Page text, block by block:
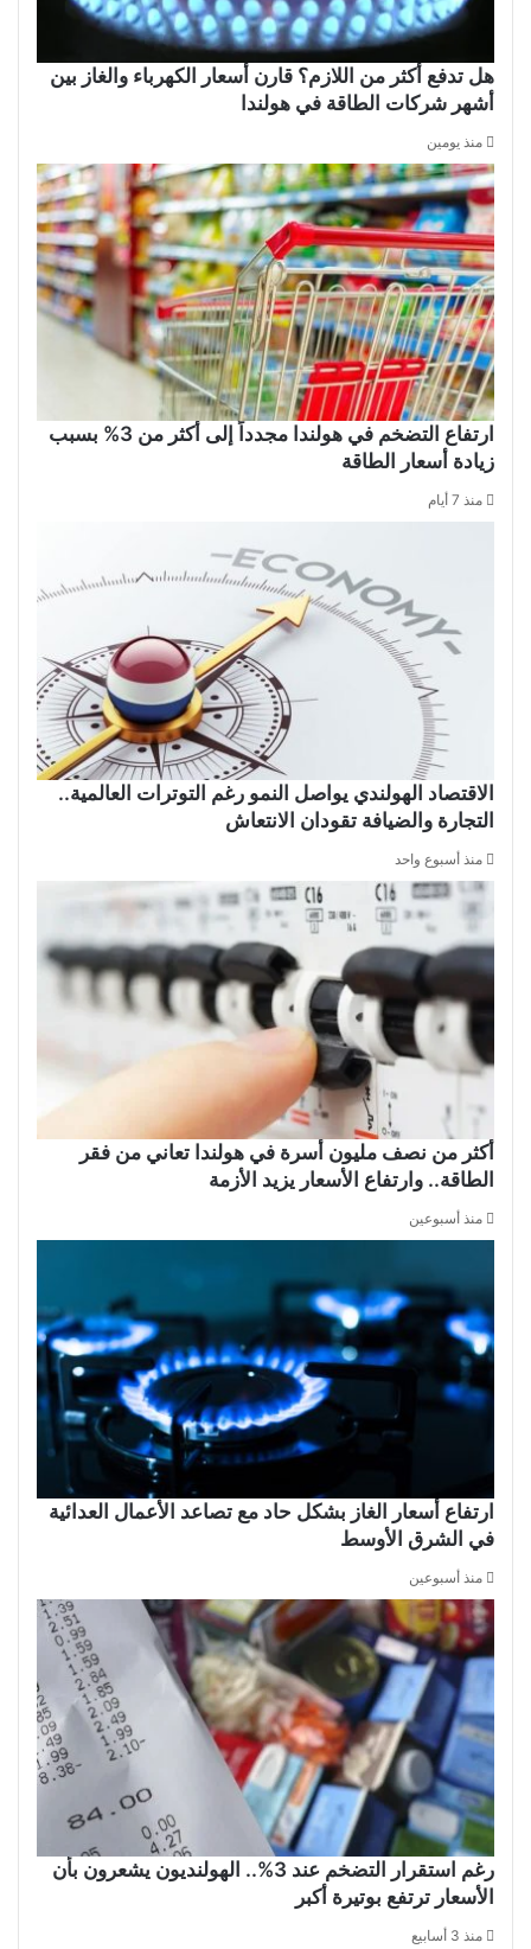
هل تدفع أكثر من اللازم؟ قارن أسعار الكهرباء والغاز بين
أشهر شركات الطاقة في هولندا
منذ يومين
ارتفاع التضخم في هولندا مجدداً إلى أكثر من 3% بسبب
زيادة أسعار الطاقة
منذ 7 أيام
الاقتصاد الهولندي يواصل النمو رغم التوترات العالمية..
التجارة والضيافة تقودان الانتعاش
منذ أسبوع واحد
أكثر من نصف مليون أسرة في هولندا تعاني من فقر
الطاقة.. وارتفاع الأسعار يزيد الأزمة
منذ أسبوعين
ارتفاع أسعار الغاز بشكل حاد مع تصاعد الأعمال العدائية
في الشرق الأوسط
منذ أسبوعين
رغم استقرار التضخم عند 3%.. الهولنديون يشعرون بأن
الأسعار ترتفع بوتيرة أكبر
منذ 3 أسابيع